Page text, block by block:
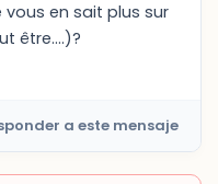
en sait plus sur
être....)?
a este mensaje